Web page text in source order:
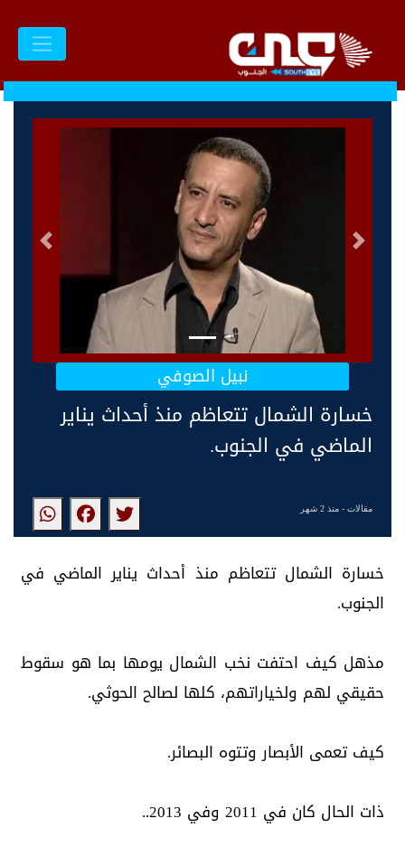
التالى السابق
نبيل الصوفي
خسارة الشمال تتعاظم منذ أحداث يناير
الماضي في الجنوب.
مقالات- منذ 2 شهر
‏خسارة الشمال تتعاظم منذ أحداث يناير الماضي في
الجنوب.
‏مذهل كيف احتفت نخب الشمال يومها بما هو سقوط
حقيقي لهم ولخياراتهم، كلها لصالح الحوثي.
‏كيف تعمى الأبصار وتتوه البصائر.
‏ذات الحال كان في 2011 وفي 2013..